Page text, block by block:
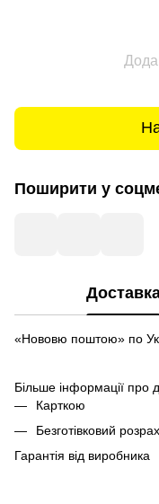
Поширити у
«Нововю поштою» по
Більше інформації про
Карткою
Безготівковий
Гарантія від виробника